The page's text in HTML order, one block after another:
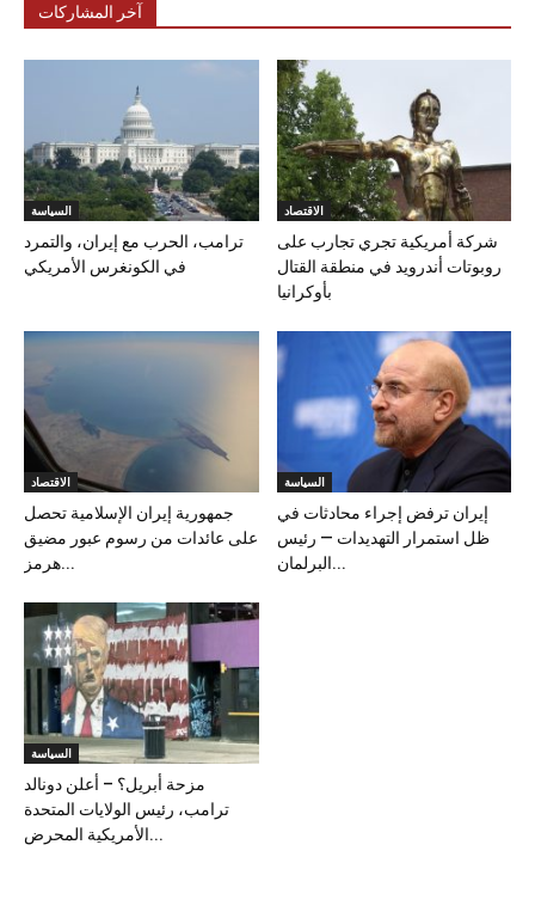
آخر المشاركات
السياسة
ترامب، الحرب مع إيران، والتمرد
في الكونغرس الأمريكي
الاقتصاد
شركة أمريكية تجري تجارب على
روبوتات أندرويد في منطقة القتال
بأوكرانيا
الاقتصاد
جمهورية إيران الإسلامية تحصل
على عائدات من رسوم عبور مضيق
هرمز...
السياسة
إيران ترفض إجراء محادثات في
ظل استمرار التهديدات — رئيس
البرلمان...
السياسة
مزحة أبريل؟ – أعلن دونالد
ترامب، رئيس الولايات المتحدة
الأمريكية المحرض...